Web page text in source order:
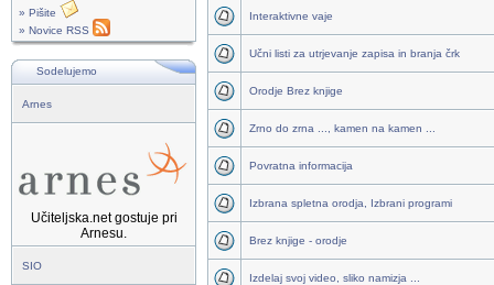
» Pišite
» Novice RSS
Sodelujemo
Arnes
Učiteljska.net gostuje pri
Arnesu.
SIO
Interaktivne vaje
Učni listi za utrjevanje zapisa in branja črk
Orodje Brez knjige
Zrno do zrna ..., kamen na kamen ...
Povratna informacija
Izbrana spletna orodja, Izbrani programi
Brez knjige - orodje
Izdelaj svoj video, sliko namizja ...